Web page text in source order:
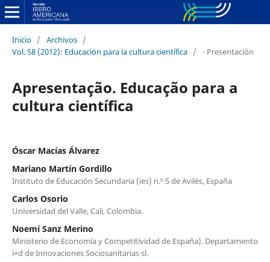
Inicio / Archivos /
Vol. 58 (2012): Educación para la cultura científica / - Presentación
Apresentação. Educação para a
cultura científica
Óscar Macías Álvarez
Mariano Martín Gordillo
Instituto de Educación Secundaria (ies) n.º 5 de Avilés, España
Carlos Osorio
Universidad del Valle, Cali, Colombia.
Noemí Sanz Merino
Ministerio de Economía y Competitividad de España). Departamento
i+d de Innovaciones Sociosanitarias sl.